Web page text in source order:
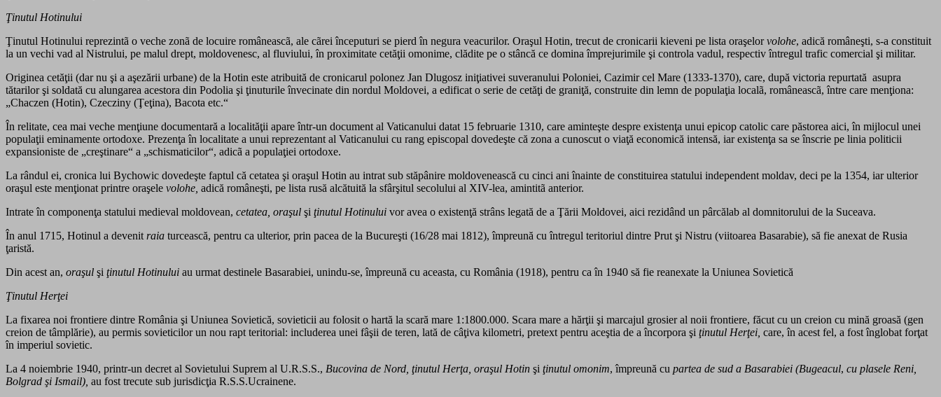
Ţinutul Hotinului
Ţinutul Hotinului reprezintã o veche zonã de locuire româneascã, ale cãrei începuturi se pierd în negura veacurilor. Oraşul Hotin, trecut de cronicarii kieveni pe lista oraşelorvolohe, adică româneşti, s-a constituit
la un vechi vad al Nistrului, pe malul drept, moldovenesc, al fluviului, în proximitate cetăţii omonime, clădite pe o stâncă ce domina împrejurimile şi controla vadul, respectiv întregul trafic comercial şi militar.
Originea cetăţii (dar nu şi a aşezării urbane) de la Hotin este atribuită de cronicarul polonez Jan Dlugosz iniţiativei suveranului Poloniei, Cazimir cel Mare (1333-1370), care, după victoria repurtată asupra
tătarilor şi soldată cu alungarea acestora din Podolia şi ţinuturile învecinate din nordul Moldovei, a edificat o serie de cetăţi de graniţă, construite din lemn de populaţia localã, româneascã, între care menţiona:
„Chaczen (Hotin), Czecziny (Ţeţina), Bacota etc.“
În relitate, cea mai veche menţiune documentară a localităţii apare într-un document al Vaticanului datat 15 februarie 1310, care aminteşte despre existenţa unui epicop catolic care păstorea aici, în mijlocul unei
populaţii eminamente ortodoxe. Prezenţa în localitate a unui reprezentant al Vaticanului cu rang episcopal dovedeşte că zona a cunoscut o viaţă economică intensă, iar existenţa sa se înscrie pe linia politicii
expansioniste de „creştinare“ a „schismaticilor“, adicã a populaţiei ortodoxe.
La rândul ei, cronica lui Bychowic dovedeşte faptul că cetatea şi oraşul Hotin au intrat sub stăpânire moldovenească cu cinci ani înainte de constituirea statului independent moldav, deci pe la 1354, iar ulterior
oraşul este menţionat printre oraşele volohe, adică româneşti, pe lista rusă alcătuită la sfârşitul secolului al XIV-lea, amintitã anterior.
Intrate în componenţa statului medieval moldovean, cetatea, oraşul şi ţinutul Hotinului vor avea o existenţă strâns legată de a Ţării Moldovei, aici rezidând un pârcălab al domnitorului de la Suceava.
În anul 1715, Hotinul a devenit raia turcească, pentru ca ulterior, prin pacea de la Bucureşti (16/28 mai 1812), împreună cu întregul teritoriul dintre Prut şi Nistru (viitoarea Basarabie), să fie anexat de Rusia
ţaristă.
Din acest an, oraşul şi ţinutul Hotinului au urmat destinele Basarabiei, unindu-se, împreună cu aceasta, cu România (1918), pentru ca în 1940 să fie reanexate la Uniunea Sovietică
Ţinutul Herţei
La fixarea noi frontiere dintre România şi Uniunea Sovietică, sovieticii au folosit o hartă la scară mare 1:1800.000. Scara mare a hărţii şi marcajul grosier al noii frontiere, făcut cu un creion cu mină groasă (gen
creion de tâmplărie), au permis sovieticilor un nou rapt teritorial: includerea unei fâşii de teren, lată de câţiva kilometri, pretext pentru aceştia de a încorpora şi ţinutul Herţei, care, în acest fel, a fost înglobat forţat
în imperiul sovietic.
La 4 noiembrie 1940, printr-un decret al Sovietului Suprem al U.R.S.S., Bucovina de Nord, ţinutul Herţa, oraşul Hotin şi ţinutul omonim, împreună cu partea de sud a Basarabiei (Bugeacul, cu plasele Reni,
Bolgrad şi Ismail), au fost trecute sub jurisdicţia R.S.S.Ucrainene.